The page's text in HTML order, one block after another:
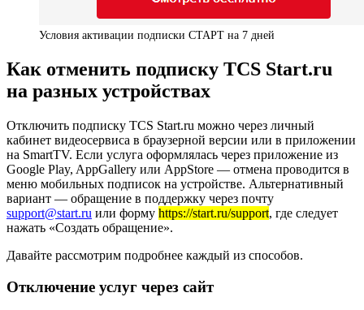
Условия активации подписки СТАРТ на 7 дней
Как отменить подписку TCS Start.ru
на разных устройствах
Отключить подписку TCS Start.ru можно через личный
кабинет видеосервиса в браузерной версии или в приложении
на SmartTV. Если услуга оформлялась через приложение из
Google Play, AppGallery или AppStore — отмена проводится в
меню мобильных подписок на устройстве. Альтернативный
вариант — обращение в поддержку через почту
support@start.ru или форму https://start.ru/support, где следует
нажать «Создать обращение».
Давайте рассмотрим подробнее каждый из способов.
Отключение услуг через сайт